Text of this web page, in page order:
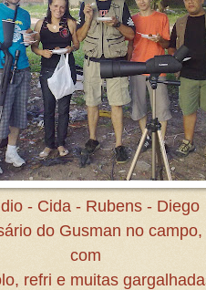
- Cida - Rubens - Diego
do Gusman no
com
refri e muitas